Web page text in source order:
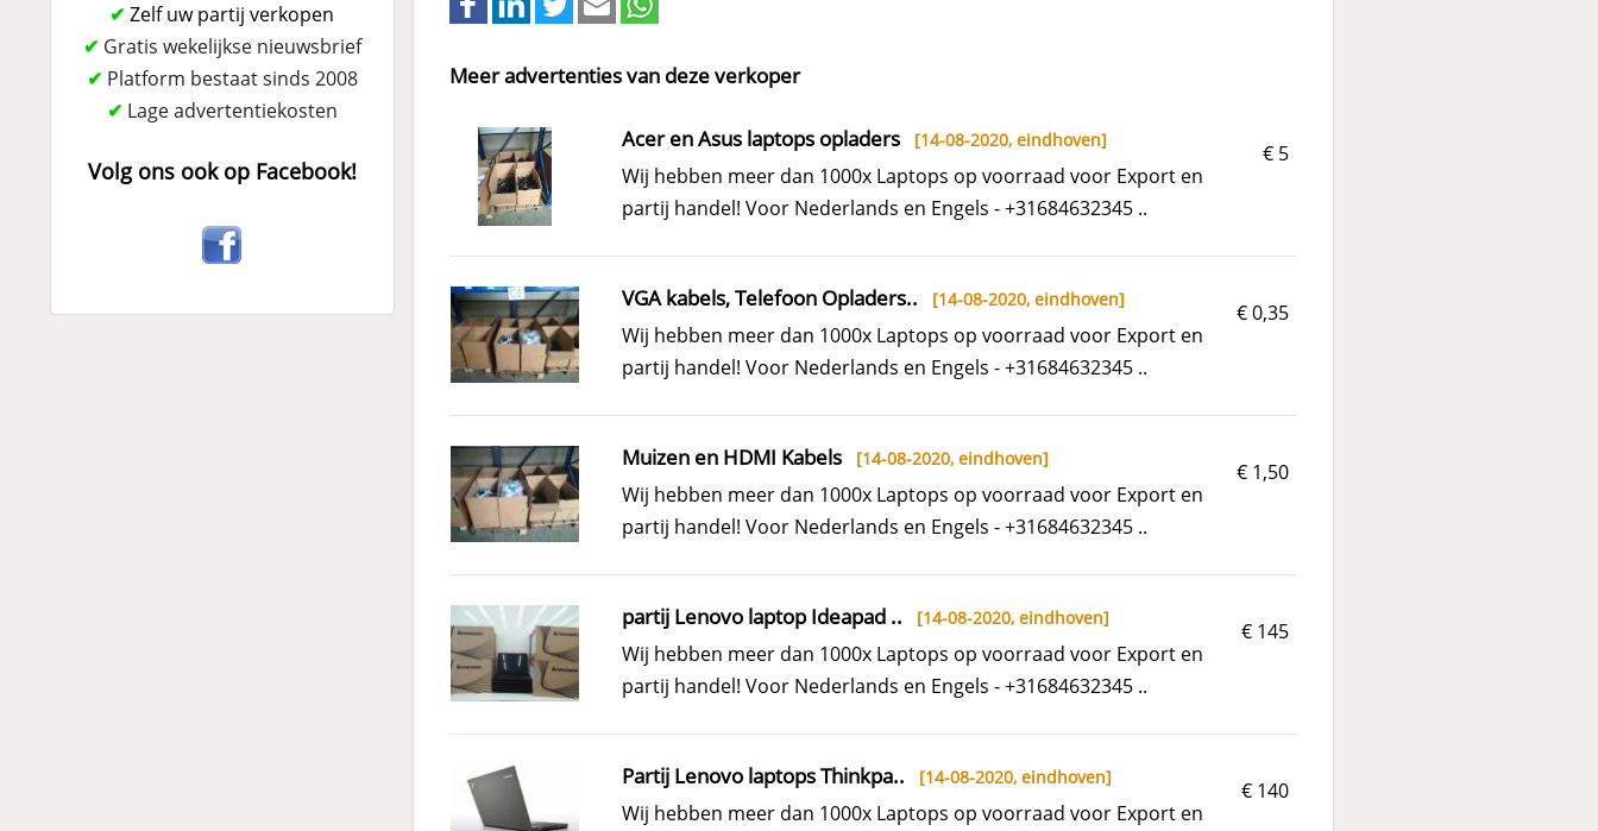
✔ Zelf uw partij verkopen
✔ Gratis wekelijkse nieuwsbrief
✔ Platform bestaat sinds 2008
✔ Lage advertentiekosten
Volg ons ook op Facebook!
Meer advertenties van deze verkoper
€ 5
Acer en Asus laptops opladers [14-08-2020, eindhoven]
Wij hebben meer dan 1000x Laptops op voorraad voor Export en
partij handel! Voor Nederlands en Engels - +31684632345 ..
€ 0,35
VGA kabels, Telefoon Opladers.. [14-08-2020, eindhoven]
Wij hebben meer dan 1000x Laptops op voorraad voor Export en
partij handel! Voor Nederlands en Engels - +31684632345 ..
€ 1,50
Muizen en HDMI Kabels [14-08-2020, eindhoven]
Wij hebben meer dan 1000x Laptops op voorraad voor Export en
partij handel! Voor Nederlands en Engels - +31684632345 ..
€ 145
partij Lenovo laptop Ideapad .. [14-08-2020, eindhoven]
Wij hebben meer dan 1000x Laptops op voorraad voor Export en
partij handel! Voor Nederlands en Engels - +31684632345 ..
€ 140
Partij Lenovo laptops Thinkpa.. [14-08-2020, eindhoven]
Wij hebben meer dan 1000x Laptops op voorraad voor Export en